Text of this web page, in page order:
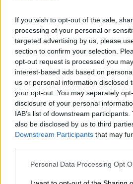
If you wish to opt-out of the sale,
processing of your personal or
targeted advertising by us, please
section to confirm your selection.
opt-out request is processed you
interest-based ads based on
us or personal information disclosed
your opt-out. You may separately
disclosure of your personal
IAB’s list of downstream
also be disclosed by us to third
Downstream Participants that may
Personal Data Processing Opt
Los expertos en delitos
Armado señalan que la
declarado y lo que se ha
gastó, salió de supuestas
de empresarios
desviadas
de funcionamiento
del
se pagaron
“cenas de
del partido,
actas de
y, sobre todo, gastos
sondeos de intención de
Púnica Gürtel Francisco
Mariano Rajoy
Partido Popular PP